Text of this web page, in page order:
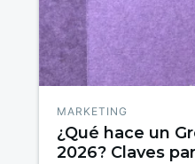
MARKETING
¿Qué hace un
2026? Claves